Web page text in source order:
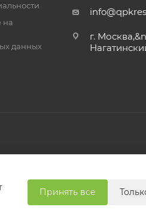
на
данных
г.
Принять все